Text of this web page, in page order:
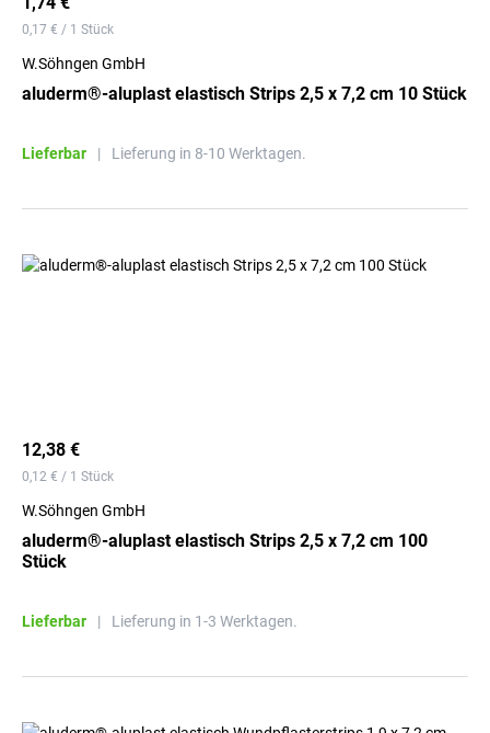
0,17 € / 1 Stück
W.Söhngen GmbH
aluderm®-aluplast elastisch Strips 2,5 x 7,2 cm 10 Stück
Lieferbar | Lieferung in 8-10 Werktagen.
12,38 €
0,12 € / 1 Stück
W.Söhngen GmbH
aluderm®-aluplast elastisch Strips 2,5 x 7,2 cm 100
Stück
Lieferbar | Lieferung in 1-3 Werktagen.